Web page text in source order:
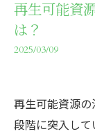
再生可能資
は？
2025/03/09
再生可能資源
段階に突入し